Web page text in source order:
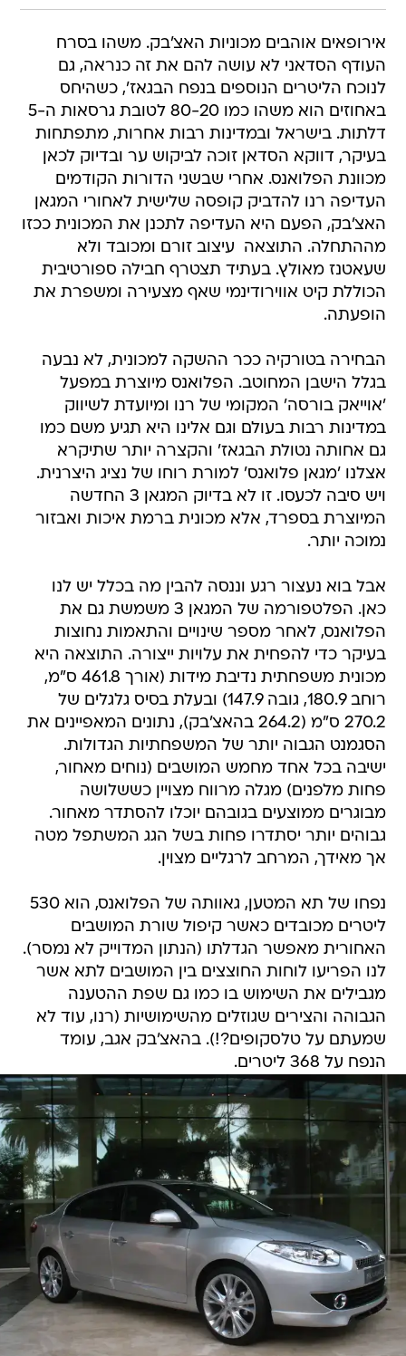
אירופאים אוהבים מכוניות האצ'בק. משהו בסרח
העודף הסדאני לא עושה להם את זה כנראה, גם
לנוכח הליטרים הנוספים בנפח הבגאז', כשהיחס
באחוזים הוא משהו כמו 80-20 לטובת גרסאות ה-5
דלתות. בישראל ובמדינות רבות אחרות, מתפתחות
בעיקר, דווקא הסדאן זוכה לביקוש ער ובדיוק לכאן
מכוונת הפלואנס. אחרי שבשני הדורות הקודמים
העדיפה רנו להדביק קופסה שלישית לאחורי המגאן
האצ'בק, הפעם היא העדיפה לתכנן את המכונית ככזו
מההתחלה. התוצאה  עיצוב זורם ומכובד ולא
שעאטנז מאולץ. בעתיד תצטרף חבילה ספורטיבית
הכוללת קיט אווירודינמי שאף מצעירה ומשפרת את
הופעתה.
הבחירה בטורקיה ככר ההשקה למכונית, לא נבעה
בגלל הישבן המחוטב. הפלואנס מיוצרת במפעל
'אוייאק בורסה' המקומי של רנו ומיועדת לשיווק
במדינות רבות בעולם וגם אלינו היא תגיע משם כמו
גם אחותה נטולת הבגאז' והקצרה יותר שתיקרא
אצלנו 'מגאן פלואנס' למורת רוחו של נציג היצרנית.
ויש סיבה לכעסו. זו לא בדיוק המגאן 3 החדשה
המיוצרת בספרד, אלא מכונית ברמת איכות ואבזור
נמוכה יותר.
אבל בוא נעצור רגע וננסה להבין מה בכלל יש לנו
כאן. הפלטפורמה של המגאן 3 משמשת גם את
הפלואנס, לאחר מספר שינויים והתאמות נחוצות
בעיקר כדי להפחית את עלויות ייצורה. התוצאה היא
מכונית משפחתית נדיבת מידות (אורך 461.8 ס"מ,
רוחב 180.9, גובה 147.9) ובעלת בסיס גלגלים של
270.2 ס"מ (264.2 בהאצ'בק), נתונים המאפיינים את
הסגמנט הגבוה יותר של המשפחתיות הגדולות.
ישיבה בכל אחד מחמש המושבים (נוחים מאחור,
פחות מלפנים) מגלה מרווח מצויין כששלושה
מבוגרים ממוצעים בגובהם יוכלו להסתדר מאחור.
גבוהים יותר יסתדרו פחות בשל הגג המשתפל מטה
אך מאידך, המרחב לרגליים מצוין.
נפחו של תא המטען, גאוותה של הפלואנס, הוא 530
ליטרים מכובדים כאשר קיפול שורת המושבים
האחורית מאפשר הגדלתו (הנתון המדוייק לא נמסר).
לנו הפריעו לוחות החוצצים בין המושבים לתא אשר
מגבילים את השימוש בו כמו גם שפת ההטענה
הגבוהה והצירים שגוזלים מהשימושיות (רנו, עוד לא
שמעתם על טלסקופים?!). בהאצ'בק אגב, עומד
הנפח על 368 ליטרים.